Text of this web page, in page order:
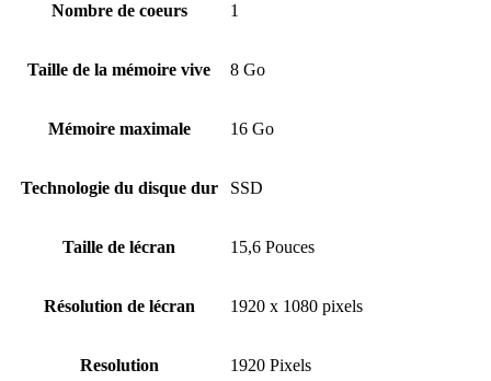
Nombre de coeurs ‎1
Taille de la mémoire vive ‎8 Go
Mémoire maximale ‎16 Go
Technologie du disque dur ‎SSD
Taille de lécran ‎15,6 Pouces
Résolution de lécran ‎1920 x 1080 pixels
Resolution ‎1920 Pixels